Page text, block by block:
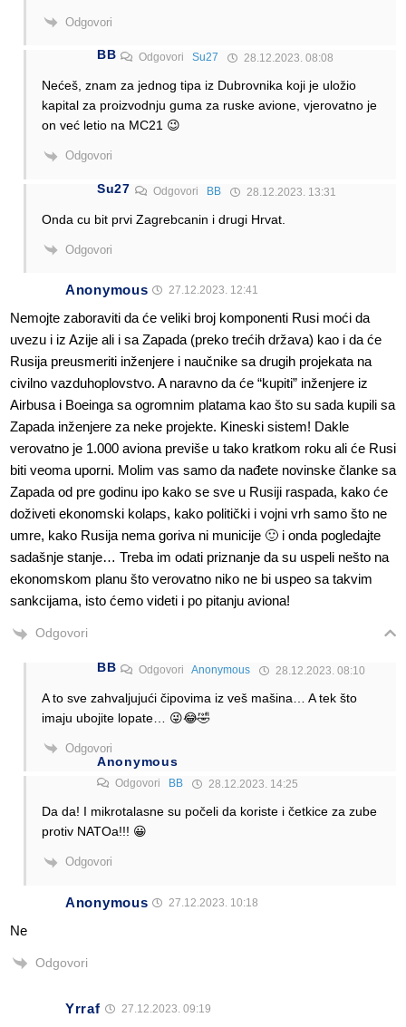
Odgovori
BB OdgovoriSu27 28.12.2023. 08:08
Nećeš, znam za jednog tipa iz Dubrovnika koji je uložio
kapital za proizvodnju guma za ruske avione, vjerovatno je
on već letio na MC21 😉
Odgovori
Su27 Odgovori BB 28.12.2023. 13:31
Onda cu bit prvi Zagrebcanin i drugi Hrvat.
Odgovori
Anonymous 27.12.2023. 12:41
Nemojte zaboraviti da će veliki broj komponenti Rusi moći da
uvezu i iz Azije ali i sa Zapada (preko trećih država) kao i da će
Rusija preusmeriti inženjere i naučnike sa drugih projekata na
civilno vazduhoplovstvo. A naravno da će “kupiti” inženjere iz
Airbusa i Boeinga sa ogromnim platama kao što su sada kupili sa
Zapada inženjere za neke projekte. Kineski sistem! Dakle
verovatno je 1.000 aviona previše u tako kratkom roku ali će Rusi
biti veoma uporni. Molim vas samo da nađete novinske članke sa
Zapada od pre godinu ipo kako se sve u Rusiji raspada, kako će
doživeti ekonomski kolaps, kako politički i vojni vrh samo što ne
umre, kako Rusija nema goriva ni municije 🙂 i onda pogledajte
sadašnje stanje… Treba im odati priznanje da su uspeli nešto na
ekonomskom planu što verovatno niko ne bi uspeo sa takvim
sankcijama, isto ćemo videti i po pitanju aviona!
Odgovori
BB OdgovoriAnonymous 28.12.2023. 08:10
A to sve zahvaljujući čipovima iz veš mašina… A tek što
imaju ubojite lopate… 😜😂🤣
Odgovori
Anonymous
Odgovori BB 28.12.2023. 14:25
Da da! I mikrotalasne su počeli da koriste i četkice za zube
protiv NATOa!!! 😀
Odgovori
Anonymous 27.12.2023. 10:18
Ne
Odgovori
Yrraf 27.12.2023. 09:19